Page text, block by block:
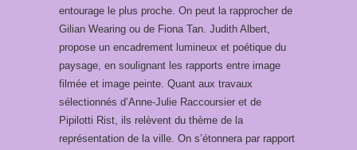
entourage le plus proche. On peut la rapprocher de
Gilian Wearing ou de Fiona Tan. Judith Albert,
propose un encadrement lumineux et poétique du
paysage, en soulignant les rapports entre image
filmée et image peinte. Quant aux travaux
sélectionnés d’Anne-Julie Raccoursier et de
Pipilotti Rist, ils relèvent du thème de la
représentation de la ville. On s’étonnera par rapport